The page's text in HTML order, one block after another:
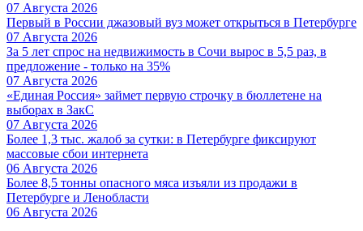
07 Августа 2026
Первый в России джазовый вуз может открыться в Петербурге
07 Августа 2026
За 5 лет спрос на недвижимость в Сочи вырос в 5,5 раз, в
предложение - только на 35%
07 Августа 2026
«Единая Россия» займет первую строчку в бюллетене на
выборах в ЗакС
07 Августа 2026
Более 1,3 тыс. жалоб за сутки: в Петербурге фиксируют
массовые сбои интернета
06 Августа 2026
Более 8,5 тонны опасного мяса изъяли из продажи в
Петербурге и Ленобласти
06 Августа 2026